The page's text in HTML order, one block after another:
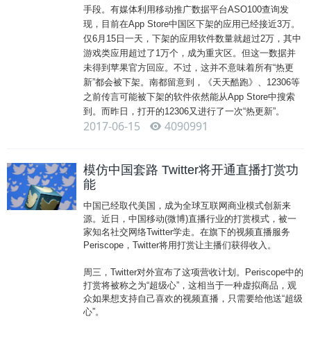
手段。有媒体利用移动推广数据平台ASO100查询发
现，目前在App Store中国区下架的应用已经接近3万。
仅6月15日一天，下架的应用软件数量就超过2万，其中
游戏类应用超过了1万个，成为重灾区。但这一数据并
未得到苹果官方回应。不过，这并不意味着所有“热更
新”都会被下架。南都留意到，《天天酷跑》、12306等
之前传言可能被下架的软件依然能从App Store中搜索
到。而昨日，打开的12306又进行了一次“热更新”。
2017-06-15 4090991
模仿中国套路 Twitter将开通直播打赏功
能
中国已经取代美国，成为全球互联网商业模式创新来
源。近日，中国移动(微博)直播行业的打赏模式，被一
家知名社交网络Twitter学走。在旗下的视频直播服务
Periscope，Twitter将用打赏让主播们获得收入。
周三，Twitter对外宣布了这项营收计划。Periscope中的
打赏将被称之为“超级心”，这相当于一种虚拟商品，观
众如果想支持自己喜欢的视频直播，只需要给他送“超级
心”。